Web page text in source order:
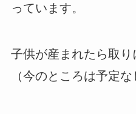
っています。
子供が産まれたら取り
（今のところは予定な